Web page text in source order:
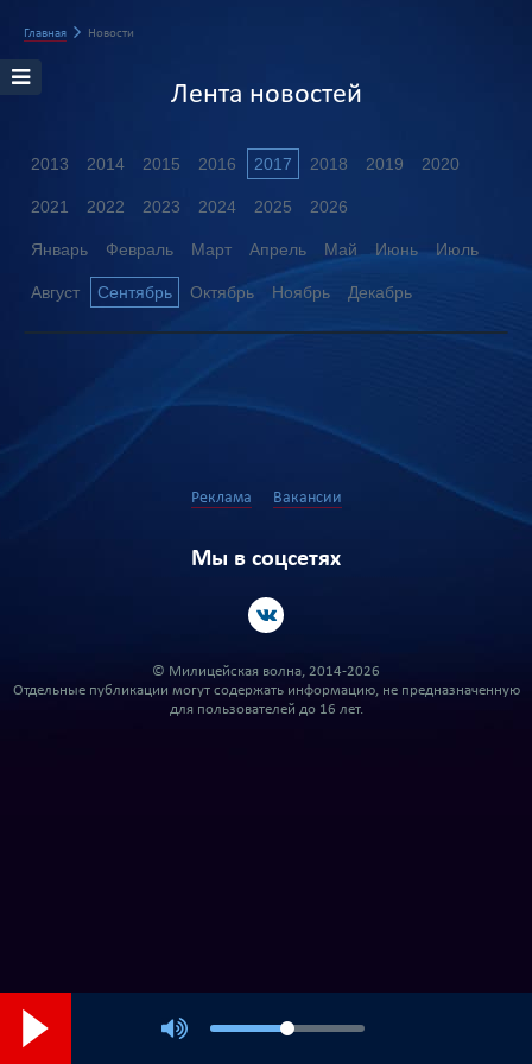
Главная Новости
Лента новостей
2013 2014 2015 2016 2017 2018 2019 2020
2021 2022 2023 2024 2025 2026
Январь Февраль Март Апрель Май Июнь Июль
Август Сентябрь Октябрь Ноябрь Декабрь
Реклама Вакансии
Мы в соцсетях
© Милицейская волна, 2014-2026
Отдельные публикации могут содержать информацию, не предназначенную
для пользователей до 16 лет.